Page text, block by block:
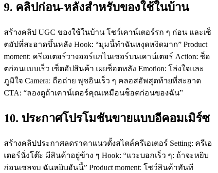
9. คลิปก่อน-หลังสำหรับของใช้ในบ้าน
สร้างคลิป UGC ของใช้ในบ้าน โชว์เคาน์เตอร์รก ๆ ก่อน และเซ็
ตอัปที่สะอาดขึ้นหลัง Hook: “มุมนี้ทำฉันหงุดหงิดมาก” Product
moment: ครีเอเตอร์วางออร์แกไนเซอร์บนเคาน์เตอร์ Action: ช็อ
ตก่อนแบบเร็ว เซ็ตอัปสินค้า เผยช็อตหลัง Emotion: โล่งใจและ
ภูมิใจ Camera: ถือถ่าย พุชอินเร็ว ๆ คลอสอัพสุดท้ายที่สะอาด
CTA: “ลองดูถ้าเคาน์เตอร์คุณเหมือนช็อตก่อนของฉัน”
10. ประกาศโปรโมชันขายแบบอีคอมเมิร์ซ
สร้างคลิปประกาศลดราคาแนวตั้งสไตล์ครีเอเตอร์ Setting: ครีเอ
เตอร์นั่งโต๊ะ มีสินค้าอยู่ข้าง ๆ Hook: “แวะบอกเร็ว ๆ: ถ้าจะหยิบ
ก่อนเซลจบ ฉันหยิบอันนี้” Product moment: โชว์สินค้าทันที